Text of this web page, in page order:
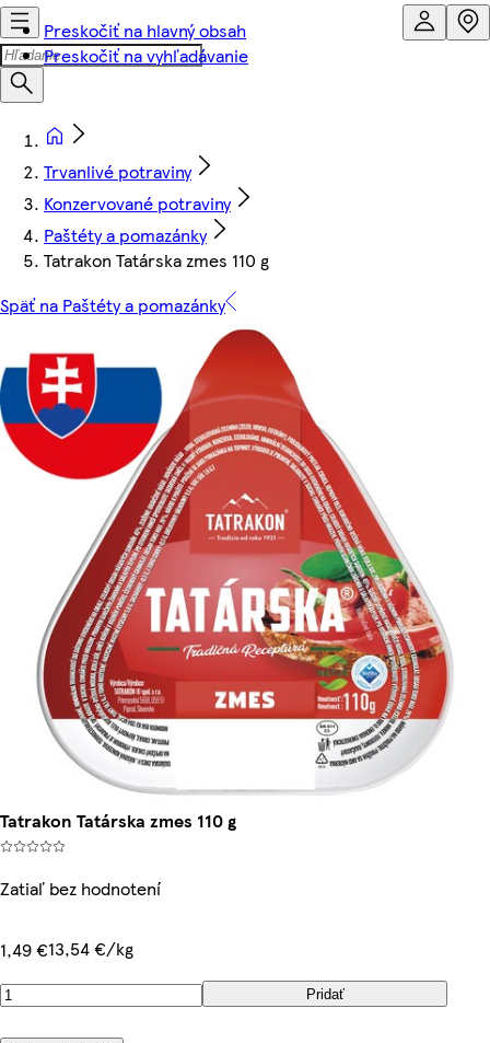
Preskočiť na hlavný obsah
Preskočiť na vyhľadávanie
Trvanlivé potraviny
Konzervované potraviny
Paštéty a pomazánky
Tatrakon Tatárska zmes 110 g
Späť na Paštéty a pomazánky
Tatrakon Tatárska zmes 110 g
Zatiaľ bez hodnotení
1,49 €13,54 €/kg
Pridať